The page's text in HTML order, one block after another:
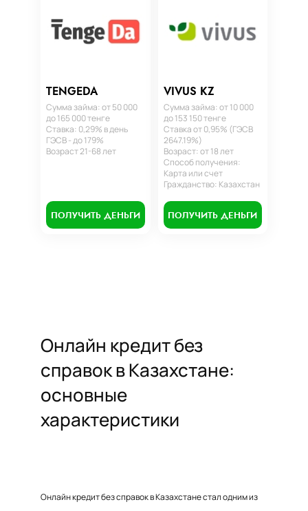
TENGEDA
Сумма займа: от 50 000
до 165 000 тенге
Ставка: 0,29% в день
ГЭСВ - до 179%
Возраст 21-68 лет
ПОЛУЧИТЬ ДЕНЬГИ
VIVUS KZ
Сумма займа: от 10 000
до 153 150 тенге
Ставка от 0,95% (ГЭСВ
2647.19%)
Возраст: от 18 лет
Способ получения:
Карта или счет
Гражданство: Казахстан
ПОЛУЧИТЬ ДЕНЬГИ
Онлайн кредит без
справок в Казахстане:
основные
характеристики
Онлайн кредит без справок в Казахстане стал одним из